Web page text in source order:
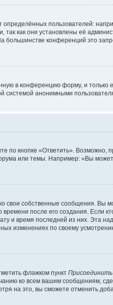
пользователей:
как они установлены её
большинстве конференций это
в конференцию форму, и только
системой анонимными
по кнопке «Ответить». Возможно,
или темы. Например: «Вы
свои собственные сообщения. Вы
после его создания. Если
и время последней из них. Эта
изменениях по своему
флажком пункт Присоединить
ко всем вашим сообщениям,
на это, вы сможете отменить